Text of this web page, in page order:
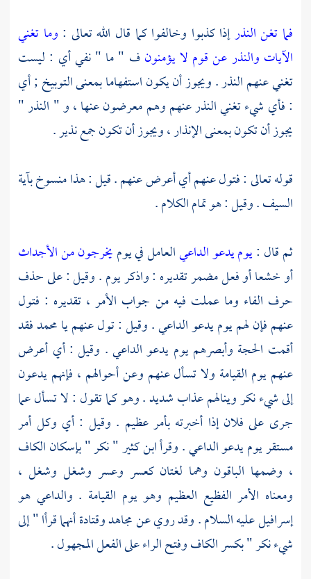
فما تغن النذرإذا كذبوا وخالفوا كما قال الله تعالى : وما تغني
الآيات والنذر عن قوم لا يؤمنونف " ما " نفي أي : ليست
تغني عنهم النذر . ويجوز أن يكون استفهاما بمعنى التوبيخ ; أي
: فأي شيء تغني النذر عنهم وهم معرضون عنها ، و " النذر "
يجوز أن تكون بمعنى الإنذار ، ويجوز أن تكون جمع نذير .
قوله تعالى : فتول عنهم أي أعرض عنهم . قيل : هذا منسوخ بآية
السيف . وقيل : هو تمام الكلام .
ثم قال :يوم يدعو الداعيالعامل في يوميخرجون من الأجداث
أو خشعا أو فعل مضمر تقديره : واذكر يوم . وقيل : على حذف
حرف الفاء وما عملت فيه من جواب الأمر ، تقديره : فتول
عنهم فإن لهم يوم يدعو الداعي . وقيل : تول عنهم يامحمدفقد
أقمت الحجة وأبصرهم يوم يدعو الداعي . وقيل : أي أعرض
عنهم يوم القيامة ولا تسأل عنهم وعن أحوالهم ، فإنهم يدعون
إلى شيء نكر وينالهم عذاب شديد . وهو كما تقول : لا تسأل عما
جرى على فلان إذا أخبرته بأمر عظيم . وقيل : أي وكل أمر
مستقر يوم يدعو الداعي . وقرأابن كثير" نكر " بإسكان الكاف
، وضمها الباقون وهما لغتان كعسر وعسر وشغل وشغل ،
ومعناه الأمر الفظيع العظيم وهو يوم القيامة . والداعي هو
إسرافيلعليه السلام . وقد روي عنمجاهدوقتادةأنهما قرأا " إلى
شيء نكر " بكسر الكاف وفتح الراء على الفعل المجهول .